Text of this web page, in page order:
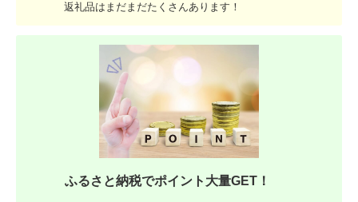
返礼品はまだまだたくさんあります！
ふるさと納税でポイント大量GET！